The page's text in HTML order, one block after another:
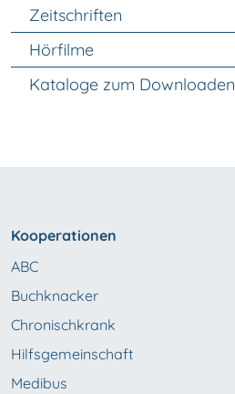
Zeitschriften
Hörfilme
Kataloge zum Downloaden
Kooperationen
ABC
Buchknacker
Chronischkrank
Hilfsgemeinschaft
Medibus